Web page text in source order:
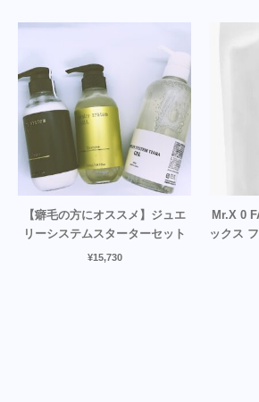
【癖毛の方にオススメ】ジュエ
リーシステムスターターセット
¥15,730
Mr.X 0
ックス